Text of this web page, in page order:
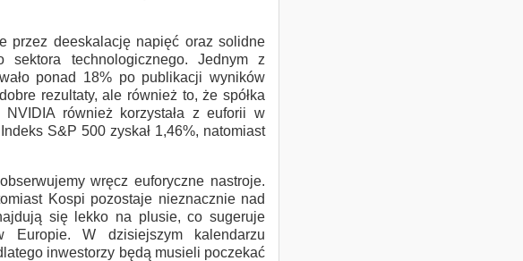
przez deeskalację napięć oraz solidne
sektora technologicznego. Jednym z
ponad 18% po publikacji wyników
rezultaty, ale również to, że spółka
również korzystała z euforii w
S&P 500 zyskał 1,46%, natomiast
wręcz euforyczne nastroje.
Kospi pozostaje nieznacznie nad
się lekko na plusie, co sugeruje
W dzisiejszym kalendarzu
inwestorzy będą musieli poczekać